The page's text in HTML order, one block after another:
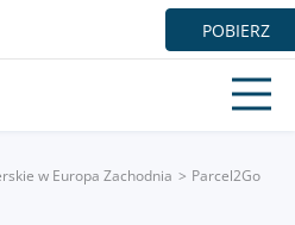
POBIERZ
w Europa Zachodnia Parcel2Go